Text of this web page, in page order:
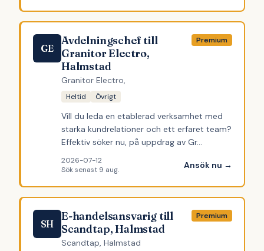
GE
Avdelningschef till
Granitor Electro,
Halmstad
Premium
Granitor Electro,
Heltid Övrigt
Vill du leda en etablerad verksamhet med
starka kundrelationer och ett erfaret team?
Effektiv söker nu, på uppdrag av Gr…
2026-07-12
Sök senast 9 aug. Ansök nu →
SH
E-handelsansvarig till
Scandtap, Halmstad
Premium
Scandtap, Halmstad